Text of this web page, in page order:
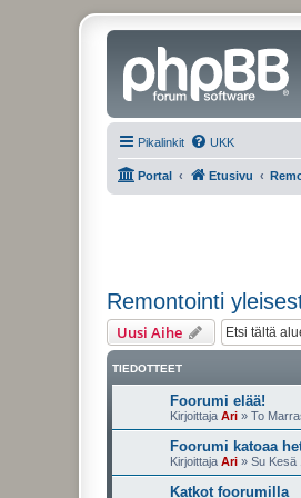
Pikalinkit UKK
Portal Etusivu
Remontointi
Uusi Aihe
TIEDOTTEET
Foorumi elää!
Kirjoittaja Ari » To
Foorumi katoaa
Kirjoittaja Ari » Su Kesä
Katkot foorumilla